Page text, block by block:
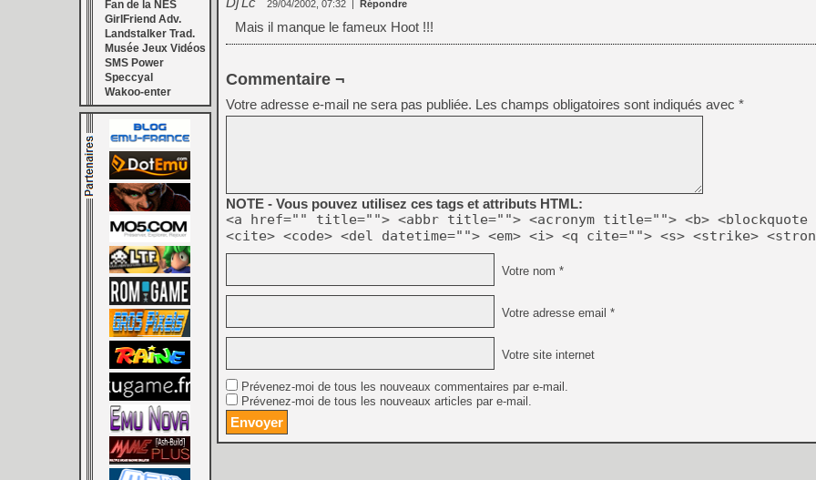
[GK] Agenda - GeForce
[LS] [PS5] ps5-y2jb-
[GK] Pourquoi Marvel
[GK] Test : Restory : Chill
[GK] GTA 6 : Rockstar
[GK] Hot Wheels Infinite
[GK] Mémoire cash -
[GK] Résultats Nintendo :
[GK] Déjà des
[Mo5] Brickboy cherche à
[GK] Minecraft et ses «
[GK] Beast of
[GK] Ubisoft : fin de partie
[GK] Mémoire cash -
[GK] Dan Houser (GTA)
[GK] Comment EA Sports
[GK] Crimson Moon : un
[GK] Isle of Reveries : le
Fan de la NES
GirlFriend Adv.
Landstalker Trad.
Musée Jeux Vidéos
SMS Power
Speccyal
Wakoo-enter
29/04/2002, 07:32 | Répondre
Mais il manque le fameux Hoot !!!
Commentaire ¬
Votre adresse e-mail ne sera pas publiée. Les champs obligatoires sont indiqués avec *
NOTE - Vous pouvez utilisez ces tags et attributs HTML:
<a href="" title=""> <abbr title=""> <acronym title=""> <b> <blockquote
<cite> <code> <del datetime=""> <em> <i> <q cite=""> <s> <strike>
Votre nom *
Votre adresse email *
Votre site internet
Prévenez-moi de tous les nouveaux commentaires par e-mail.
Prévenez-moi de tous les nouveaux articles par e-mail.